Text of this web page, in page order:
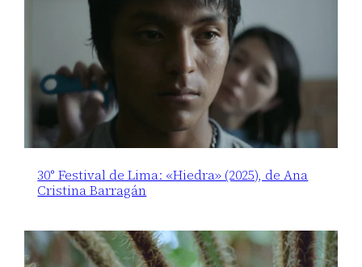
30° Festival de Lima: «Hiedra» (2025), de Ana
Cristina Barragán